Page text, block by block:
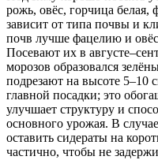
рожь, овёс, горчица
зависит от типа почвы и
почв лучше фацелию и
Посевают их в
морозов образовался
подрезают на высоте 5–10
главной посадки; это
улучшает структуру и
основного урожая. В
оставить сидераты на
частично, чтобы не